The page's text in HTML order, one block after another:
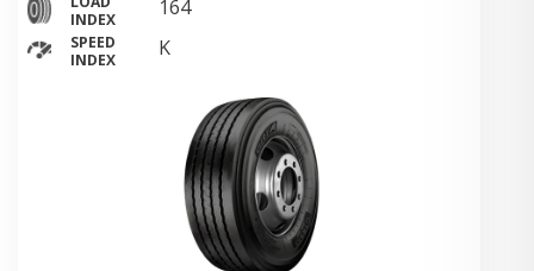
INDEX
164
SPEED
INDEX
K